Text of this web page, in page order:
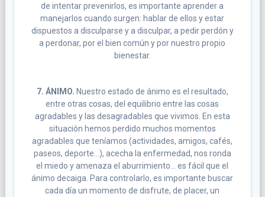
de intentar prevenirlos, es importante aprender a
manejarlos cuando surgen: hablar de ellos y estar
dispuestos a disculparse y a disculpar, a pedir perdón y
a perdonar, por el bien común y por nuestro propio
bienestar.
7. ÁNIMO. Nuestro estado de ánimo es el resultado,
entre otras cosas, del equilibrio entre las cosas
agradables y las desagradables que vivimos. En esta
situación hemos perdido muchos momentos
agradables que teníamos (actividades, amigos, cafés,
paseos, deporte…), acecha la enfermedad, nos ronda
el miedo y amenaza el aburrimiento… es fácil que el
ánimo decaiga. Para controlarlo, es importante buscar
cada día un momento de disfrute, de placer, un